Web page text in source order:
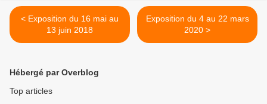
< Exposition du 16 mai au
13 juin 2018
Exposition du 4 au 22 mars
2020 >
Hébergé par Overblog
Top articles